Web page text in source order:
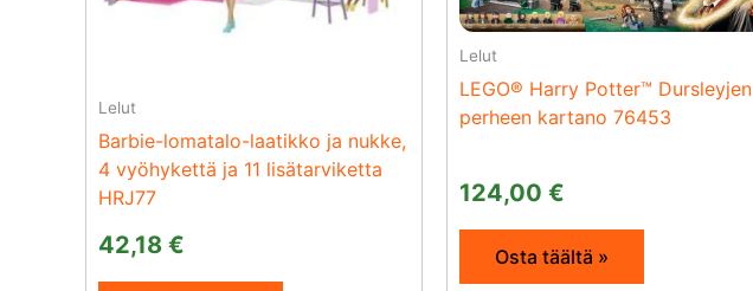
Lelut
Barbie-lomatalo-laatikko ja nukke,
4 vyöhykettä ja 11 lisätarviketta
HRJ77
42,18 €
Lelut
LEGO® Harry Potter™ Dursleyjen
perheen kartano 76453
124,00 €
Osta täältä »